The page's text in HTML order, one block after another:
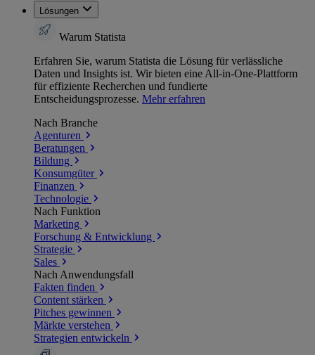
Lösungen
Warum Statista
Erfahren Sie, warum Statista die Lösung für verlässliche
Daten und Insights ist. Wir bieten eine All-in-One-Plattform
für effiziente Recherchen und fundierte
Entscheidungsprozesse. Mehr erfahren
Nach Branche
Agenturen
Beratungen
Bildung
Konsumgüter
Finanzen
Technologie
Nach Funktion
Marketing
Forschung & Entwicklung
Strategie
Sales
Nach Anwendungsfall
Fakten finden
Content stärken
Pitches gewinnen
Märkte verstehen
Strategien entwickeln